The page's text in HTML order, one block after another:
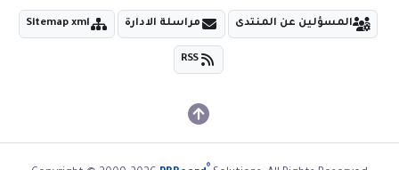
المسؤلين عن المنتدى مراسلة الادارة Sitemap xml
RSS